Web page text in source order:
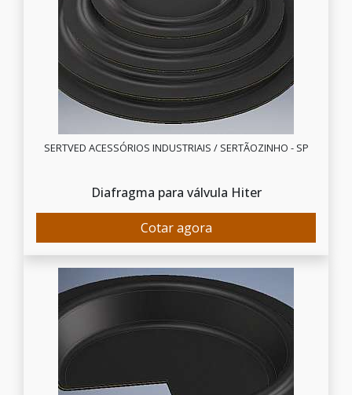
SERTVED ACESSÓRIOS INDUSTRIAIS / SERTÃOZINHO - SP
Diafragma para válvula Hiter
Cotar agora